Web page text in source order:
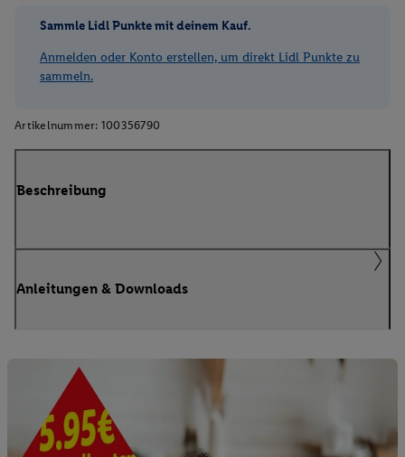
Sammle Lidl Punkte mit deinem Kauf.
Anmelden oder Konto erstellen, um direkt Lidl Punkte zu
sammeln.
Artikelnummer: 100356790
Beschreibung
Anleitungen & Downloads